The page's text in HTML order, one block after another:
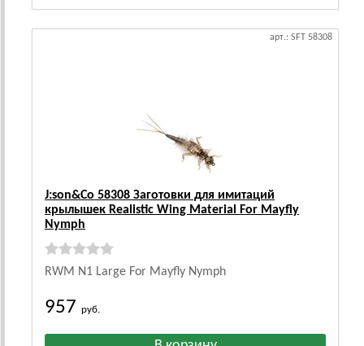
арт.: SFT 58308
J:son&Co 58308 Заготовки для имитаций
крылышек Realistic Wing Material For Mayfly
Nymph
RWM N1 Large For Mayfly Nymph
957 руб.